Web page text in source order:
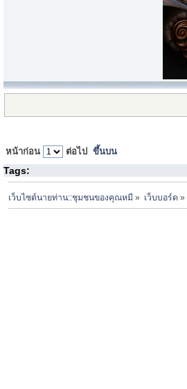
หน้าก่อน ต่อไป ขึ้นบน
Tags:
เว็บไซต์นายท่าน::ชุมชนของคุณหมี » เว็บบอร์ด »